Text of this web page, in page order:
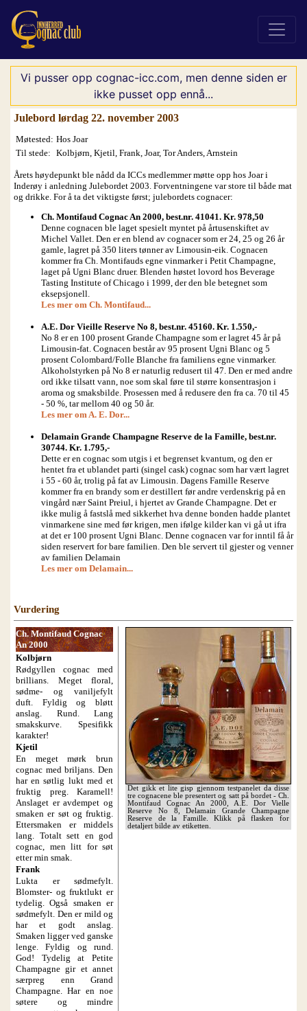
Vi pusser opp cognac-icc.com, men denne siden er
ikke pusset opp ennå...